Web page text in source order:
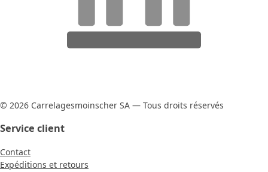
© 2026 Carrelagesmoinscher SA — Tous droits réservés
Service client
Contact
Expéditions et retours